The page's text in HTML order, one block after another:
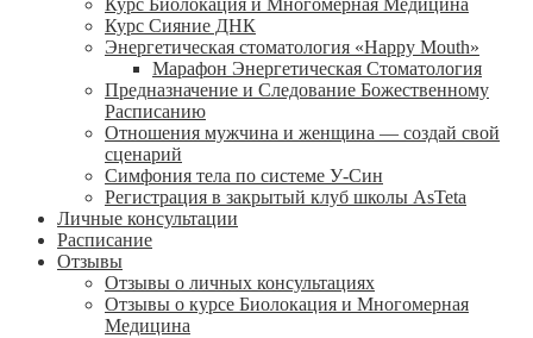
Курс Биолокация и Многомерная Медицина
Курс Сияние ДНК
Энергетическая стоматология «Happy Mouth»
Марафон Энергетическая Cтоматология
Предназначение и Следование Божественному
Расписанию
Отношения мужчина и женщина — создай свой
сценарий
Симфония тела по системе У-Син
Регистрация в закрытый клуб школы AsTeta
Личные консультации
Расписание
Отзывы
Отзывы о личных консультациях
Отзывы о курсе Биолокация и Многомерная
Медицина